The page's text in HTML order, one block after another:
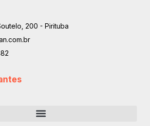
200 - Pirituba